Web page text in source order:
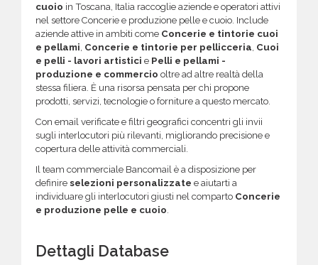
cuoio in Toscana, Italia raccoglie aziende e operatori attivi
nel settore Concerie e produzione pelle e cuoio. Include
aziende attive in ambiti come Concerie e tintorie cuoi
e pellami, Concerie e tintorie per pellicceria, Cuoi
e pelli - lavori artistici e Pelli e pellami -
produzione e commercio oltre ad altre realtà della
stessa filiera. È una risorsa pensata per chi propone
prodotti, servizi, tecnologie o forniture a questo mercato.
Con email verificate e filtri geografici concentri gli invii
sugli interlocutori più rilevanti, migliorando precisione e
copertura delle attività commerciali.
Il team commerciale Bancomail è a disposizione per
definire selezioni personalizzate e aiutarti a
individuare gli interlocutori giusti nel comparto Concerie
e produzione pelle e cuoio.
Dettagli Database